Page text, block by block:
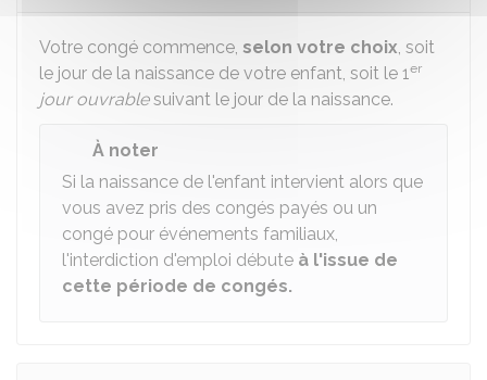
Votre congé commence, selon votre choix, soit
le jour de la naissance de votre enfant, soit le 1er
jour ouvrablesuivant le jour de la naissance.
À noter
Si la naissance de l'enfant intervient alors que
vous avez pris des congés payés ou un
congé pour événements familiaux,
l'interdiction d'emploi débute à l'issue de
cette période de congés.